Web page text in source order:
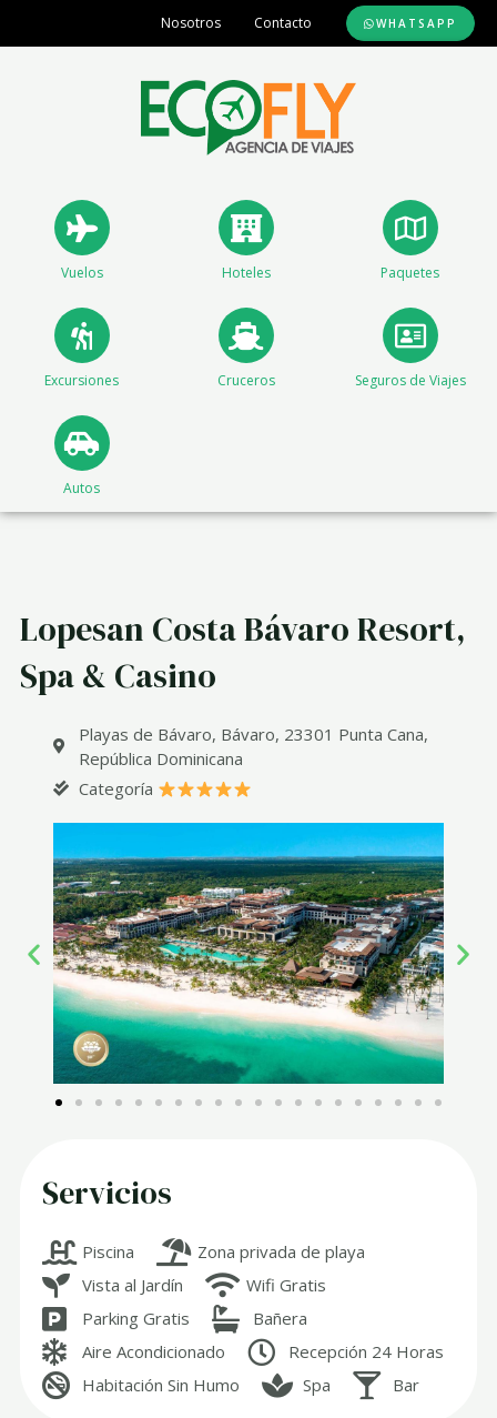
Nosotros Contacto WHATSAPP
Vuelos Hoteles Paquetes
Excursiones Cruceros Seguros de Viajes
Autos
Lopesan Costa Bávaro Resort,
Spa & Casino
Playas de Bávaro, Bávaro, 23301 Punta Cana,
República Dominicana
Categoría
Servicios
Piscina
Zona privada de playa
Vista al Jardín
Wifi Gratis
Parking Gratis
Bañera
Aire Acondicionado
Recepción 24 Horas
Habitación Sin Humo
Spa Bar